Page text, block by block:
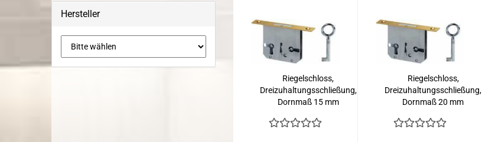
Riegelschloss,
Dreizuhaltungsschließung,
Dornmaß 15 mm
Riegelschloss,
Dreizuhaltungsschließung,
Dornmaß 20 mm
Hersteller